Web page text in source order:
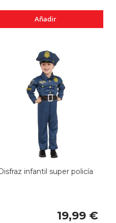
Añadir
infantil super policía
19,99 €